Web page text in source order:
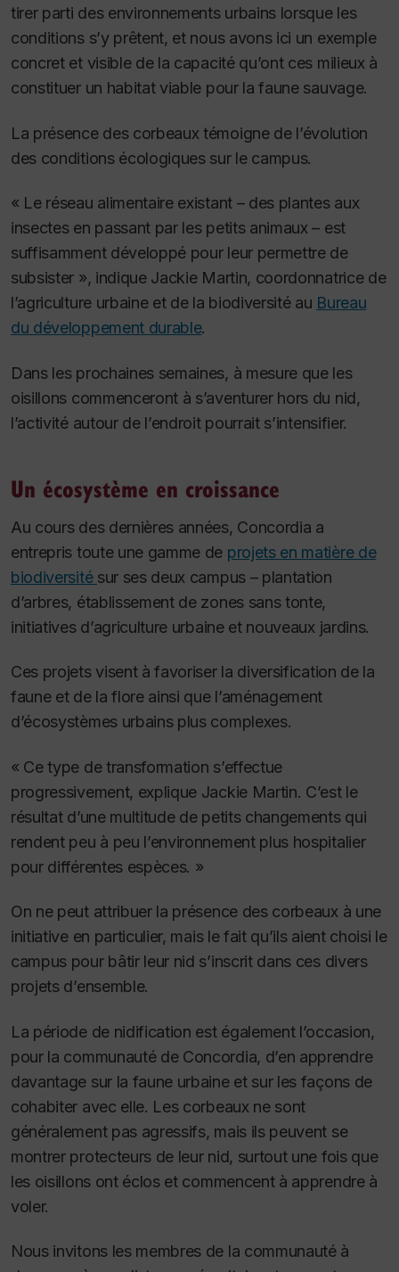
tirer parti des environnements urbains lorsque les
conditions s’y prêtent, et nous avons ici un exemple
concret et visible de la capacité qu’ont ces milieux à
constituer un habitat viable pour la faune sauvage.
La présence des corbeaux témoigne de l’évolution
des conditions écologiques sur le campus.
« Le réseau alimentaire existant – des plantes aux
insectes en passant par les petits animaux – est
suffisamment développé pour leur permettre de
subsister », indique Jackie Martin, coordonnatrice de
l’agriculture urbaine et de la biodiversité au Bureau
du développement durable.
Dans les prochaines semaines, à mesure que les
oisillons commenceront à s’aventurer hors du nid,
l’activité autour de l’endroit pourrait s’intensifier.
Un écosystème en croissance
Au cours des dernières années, Concordia a
entrepris toute une gamme de projets en matière de
biodiversité sur ses deux campus – plantation
d’arbres, établissement de zones sans tonte,
initiatives d’agriculture urbaine et nouveaux jardins.
Ces projets visent à favoriser la diversification de la
faune et de la flore ainsi que l’aménagement
d’écosystèmes urbains plus complexes.
« Ce type de transformation s’effectue
progressivement, explique Jackie Martin. C’est le
résultat d’une multitude de petits changements qui
rendent peu à peu l’environnement plus hospitalier
pour différentes espèces. »
On ne peut attribuer la présence des corbeaux à une
initiative en particulier, mais le fait qu’ils aient choisi le
campus pour bâtir leur nid s’inscrit dans ces divers
projets d’ensemble.
La période de nidification est également l’occasion,
pour la communauté de Concordia, d’en apprendre
davantage sur la faune urbaine et sur les façons de
cohabiter avec elle. Les corbeaux ne sont
généralement pas agressifs, mais ils peuvent se
montrer protecteurs de leur nid, surtout une fois que
les oisillons ont éclos et commencent à apprendre à
voler.
Nous invitons les membres de la communauté à